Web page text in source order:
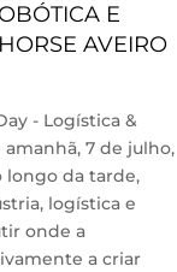
E
AVEIRO
- Logística &
amanhã, 7 de julho,
longo da tarde,
logística e
onde a
a criar